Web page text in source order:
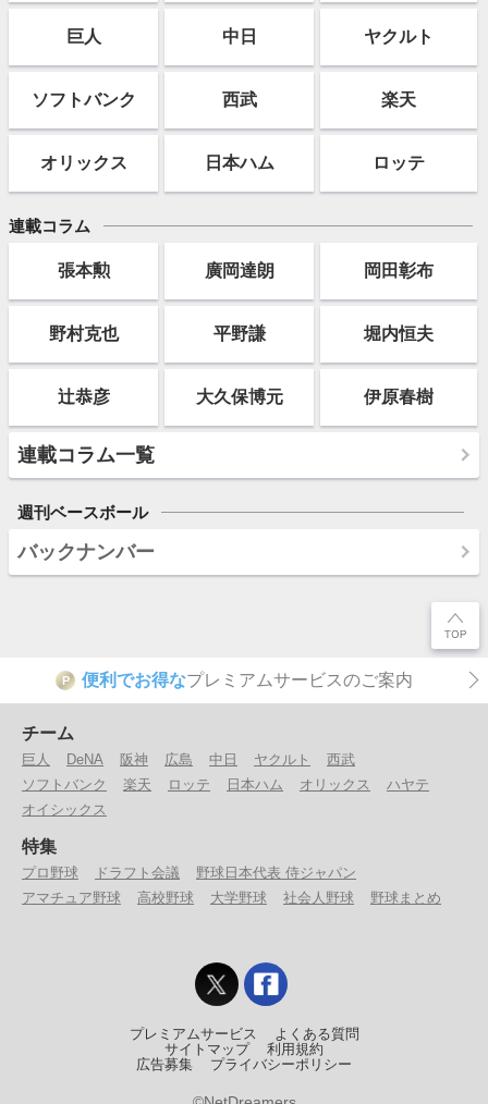
巨人 中日 ヤクルト
ソフト バンク 西武 楽天
オリックス 日本ハム ロッテ
連載コラム
張本勲 廣岡達朗 岡田彰布
野村克也 平野謙 堀内恒夫
辻恭彦 大久保博元 伊原春樹
連載コラム一覧
週刊ベースボール
バックナンバー
P 便利でお得なプレミアムサービスのご案内
チーム
巨人 DeNA 阪神 広島 中日 ヤクルト
西武
ソフトバンク
楽天 ロッテ 日本ハム オリックス
ハヤテ
オイシックス
特集
プロ野球 ドラフト会議
野球日本代表 侍ジャパン
アマチュア野球
高校野球 大学野球 社会人野球 野球まとめ
プレミアムサービス
よくある質問
サイトマップ
利用規約
広告募集
プライバシーポリシー